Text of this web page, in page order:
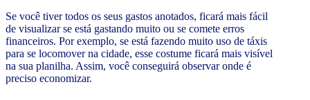
Se você tiver todos os seus gastos anotados, ficará mais fácil
de visualizar se está gastando muito ou se comete erros
financeiros. Por exemplo, se está fazendo muito uso de táxis
para se locomover na cidade, esse costume ficará mais visível
na sua planilha. Assim, você conseguirá observar onde é
preciso economizar.